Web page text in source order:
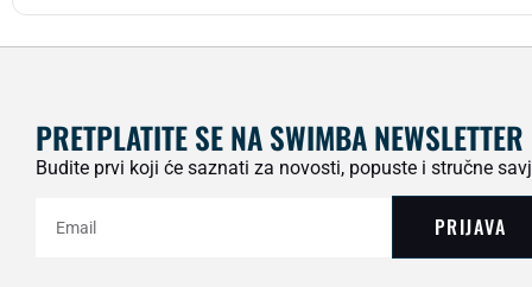
PRETPLATITE SE NA SWIMBA NEWSLETTER
Budite prvi koji će saznati za novosti, popuste i stručne
PRIJAVA